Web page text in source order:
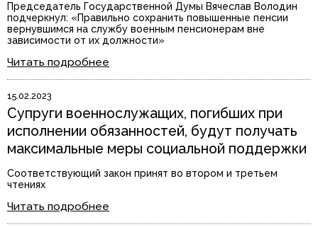
Председатель Государственной Думы Вячеслав Володин
подчеркнул: «Правильно сохранить повышенные пенсии
вернувшимся на службу военным пенсионерам вне
зависимости от их должности»
Читать подробнее
15.02.2023
Супруги военнослужащих, погибших при
исполнении обязанностей, будут получать
максимальные меры социальной поддержки
Соответствующий закон принят во втором и третьем
чтениях
Читать подробнее